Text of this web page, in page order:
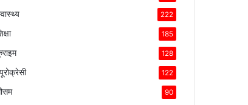
222
185
128
122
90